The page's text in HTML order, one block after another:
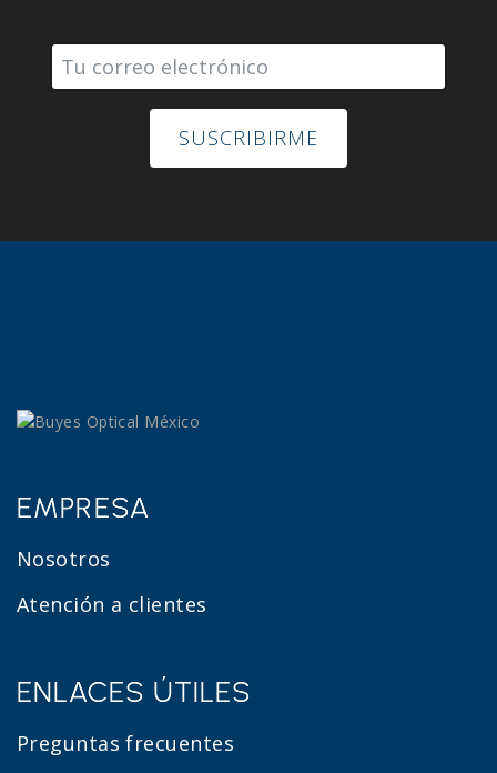
SUSCRIBIRME
EMPRESA
Nosotros
Atención a clientes
ENLACES ÚTILES
Preguntas frecuentes